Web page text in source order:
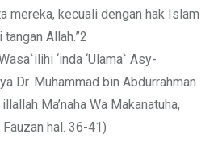
mereka, kecuali dengan hak Islam
Allah.”2
‘inda ‘Ulama` Asy-
Dr. Muhammad bin Abdurrahman
Ma’naha Wa Makanatuha,
hal. 36-41)